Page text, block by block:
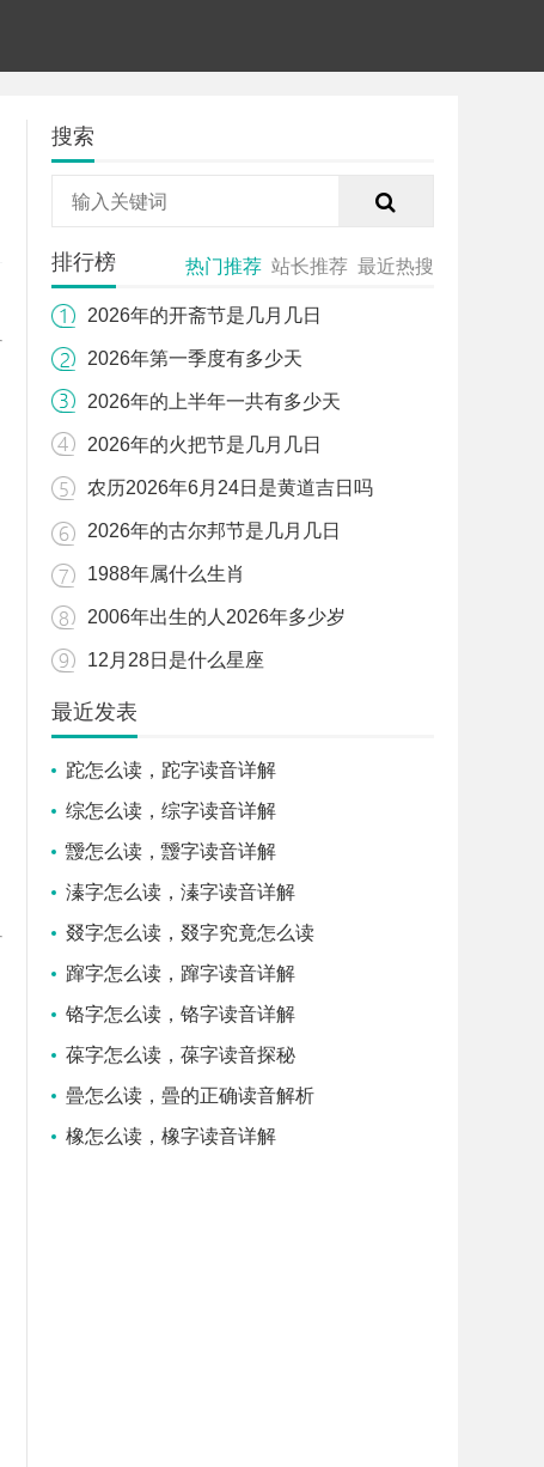
搜索
排行榜 热门推荐 站长推荐 最近热搜
2026年的开斋节是几月几日
2026年第一季度有多少天
2026年的上半年一共有多少天
2026年的火把节是几月几日
农历2026年6月24日是黄道吉日吗
2026年的古尔邦节是几月几日
1988年属什么生肖
2006年出生的人2026年多少岁
12月28日是什么星座
最近发表
跎怎么读，跎字读音详解
综怎么读，综字读音详解
靉怎么读，靉字读音详解
溱字怎么读，溱字读音详解
叕字怎么读，叕字究竟怎么读
蹿字怎么读，蹿字读音详解
铬字怎么读，铬字读音详解
葆字怎么读，葆字读音探秘
曡怎么读，曡的正确读音解析
橡怎么读，橡字读音详解